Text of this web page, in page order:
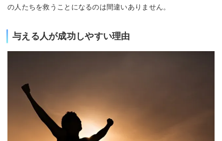
の人たちを救うことになるのは間違いありません。
与える人が成功しやすい理由